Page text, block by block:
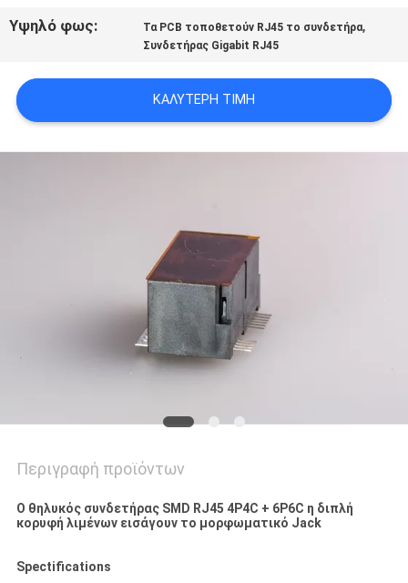
SITEMAP
PRIVACY
POLICY
Υψηλό φως: Τα PCB τοποθετούν RJ45 το συνδετήρα,
Συνδετήρας Gigabit RJ45
ΚΑΛΎΤΕΡΗ ΤΙΜΉ
Περιγραφή προϊόντων
Ο θηλυκός συνδετήρας SMD RJ45 4P4C + 6P6C η διπλή
κορυφή λιμένων εισάγουν το μορφωματικό Jack
Spectifications